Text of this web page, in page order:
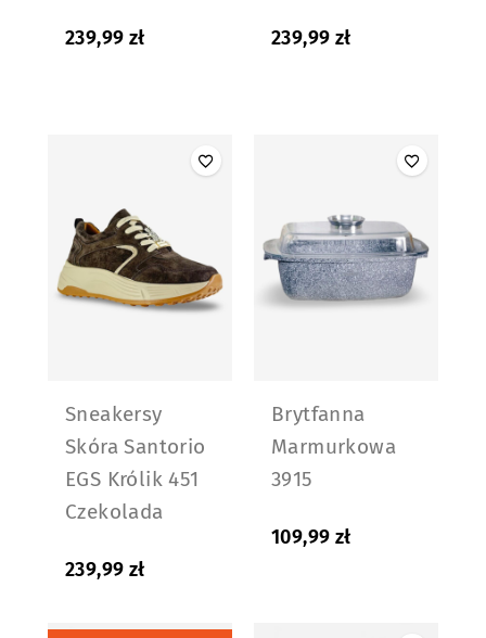
239,99 zł 239,99 zł
Sneakersy
Skóra Santorio
EGS Królik 451
Czekolada
239,99 zł
Brytfanna
Marmurkowa
3915
109,99 zł